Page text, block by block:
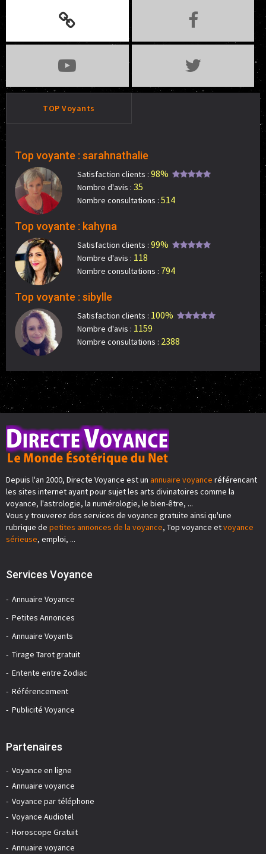
TOP Voyants
Top voyante : sarahnathalie
Satisfaction clients : 98%
Nombre d'avis : 35
Nombre consultations : 514
Top voyante : kahyna
Satisfaction clients : 99%
Nombre d'avis : 118
Nombre consultations : 794
Top voyante : sibylle
Satisfaction clients : 100%
Nombre d'avis : 1159
Nombre consultations : 2388
Depuis l'an 2000, Directe Voyance est un annuaire voyance référencant
les sites internet ayant pour sujet les arts divinatoires comme la
voyance, l'astrologie, la numérologie, le bien-être, ...
Vous y trouverez des services de voyance gratuite ainsi qu'une
rubrique de petites annonces de la voyance, Top voyance etvoyance
sérieuse, emploi, ...
Services Voyance
Annuaire Voyance
Petites Annonces
Annuaire Voyants
Tirage Tarot gratuit
Entente entre Zodiac
Référencement
Publicité Voyance
Partenaires
Voyance en ligne
Annuaire voyance
Voyance par téléphone
Voyance Audiotel
Horoscope Gratuit
Annuaire voyance